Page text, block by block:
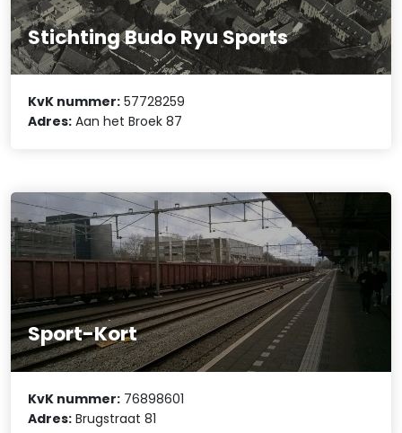
Stichting Budo Ryu Sports
KvK nummer: 57728259
Adres: Aan het Broek 87
Sport-Kort
KvK nummer: 76898601
Adres: Brugstraat 81